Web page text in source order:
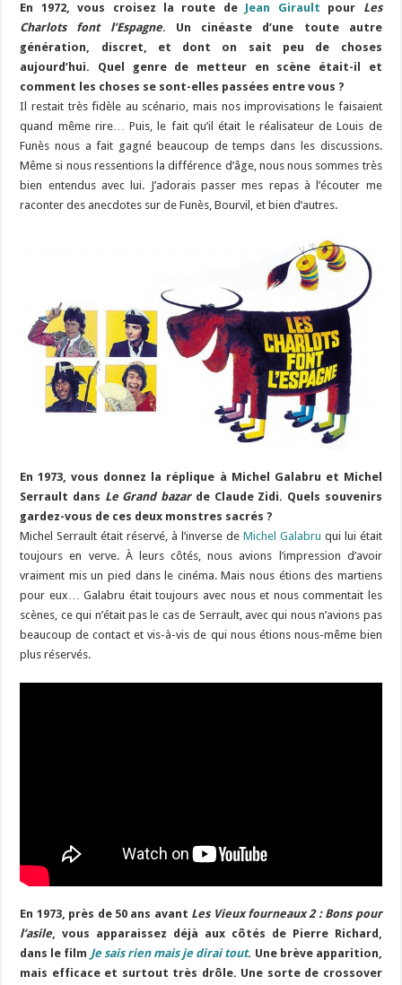
En 1972, vous croisez la route de Jean Girault pour Les
Charlots font l’Espagne. Un cinéaste d’une toute autre
génération, discret, et dont on sait peu de choses
aujourd’hui. Quel genre de metteur en scène était-il et
comment les choses se sont-elles passées entre vous ?
Il restait très fidèle au scénario, mais nos improvisations le faisaient
quand même rire… Puis, le fait qu’il était le réalisateur de Louis de
Funès nous a fait gagné beaucoup de temps dans les discussions.
Même si nous ressentions la différence d’âge, nous nous sommes très
bien entendus avec lui. J’adorais passer mes repas à l’écouter me
raconter des anecdotes sur de Funès, Bourvil, et bien d’autres.
En 1973, vous donnez la réplique à Michel Galabru et Michel
Serrault dans Le Grand bazarde Claude Zidi. Quels souvenirs
gardez-vous de ces deux monstres sacrés ?
Michel Serrault était réservé, à l’inverse de Michel Galabru qui lui était
toujours en verve. À leurs côtés, nous avions l’impression d’avoir
vraiment mis un pied dans le cinéma. Mais nous étions des martiens
pour eux… Galabru était toujours avec nous et nous commentait les
scènes, ce qui n’était pas le cas de Serrault, avec qui nous n’avions pas
beaucoup de contact et vis-à-vis de qui nous étions nous-même bien
plus réservés.
En 1973, près de 50 ans avant Les Vieux fourneaux 2 : Bons pour
l’asile, vous apparaissez déjà aux côtés de Pierre Richard,
dans le film Je sais rien mais je dirai tout. Une brève apparition,
mais efficace et surtout très drôle. Une sorte de crossover